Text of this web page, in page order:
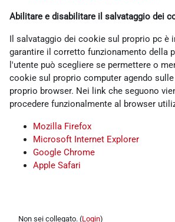
Abilitare e disabilitare il salvataggio dei
Il salvataggio dei cookie sul proprio pc è
garantire il corretto funzionamento della
l'utente può scegliere se permettere o
cookie sul proprio computer agendo
proprio browser. Nei link che seguono
procedere funzionalmente al browser
Mozilla Firefox
Microsoft Internet Explorer
Google Chrome
Apple Safari
Non sei collegato. (Login)